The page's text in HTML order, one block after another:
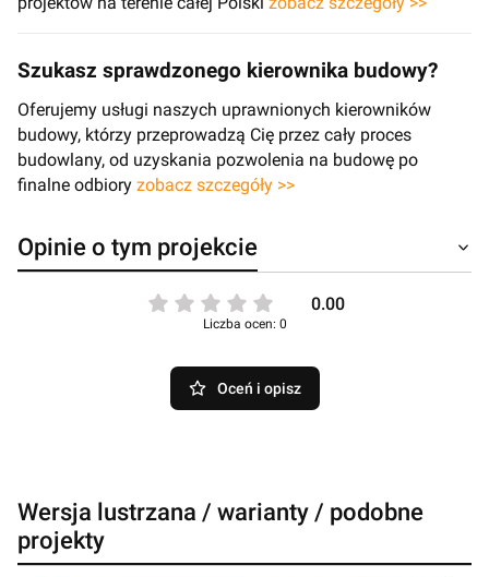
Szukasz sprawdzonego kierownika budowy?
Oferujemy usługi naszych uprawnionych kierowników
budowy, którzy przeprowadzą Cię przez cały proces
budowlany, od uzyskania pozwolenia na budowę po
finalne odbiory zobacz szczegóły >>
Opinie o tym projekcie
0.00
Liczba ocen: 0
Oceń i opisz
Wersja lustrzana / warianty / podobne
projekty